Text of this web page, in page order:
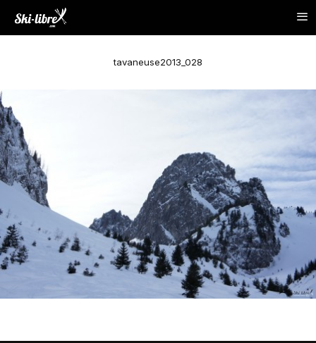
tavaneuse2013_028